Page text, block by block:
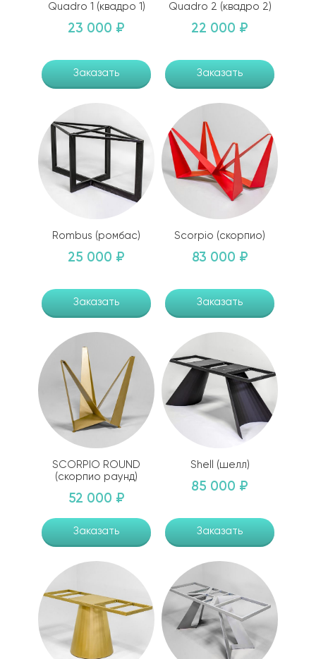
Quadro 1 (квадро 1)
23 000 ₽
Заказать
Quadro 2 (квадро 2)
22 000 ₽
Заказать
Rombus (ромбас)
25 000 ₽
Заказать
Scorpio (скорпио)
83 000 ₽
Заказать
SCORPIO ROUND
(скорпио раунд)
52 000 ₽
Заказать
Shell (шелл)
85 000 ₽
Заказать